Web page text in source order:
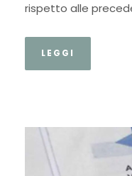
rispetto alle
LEGGI